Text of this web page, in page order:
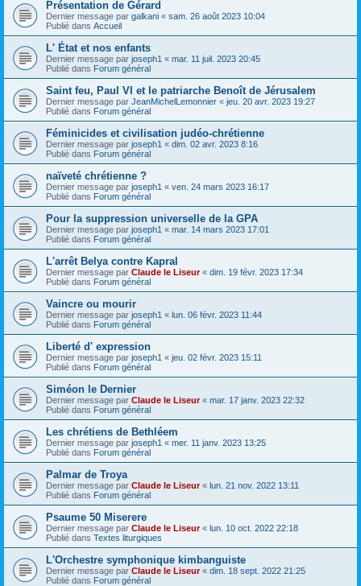
Présentation de Gérard
Dernier message par galkani « sam. 26 août 2023 10:04
Publié dans Accueil
L' État et nos enfants
Dernier message par joseph1 « mar. 11 juil. 2023 20:45
Publié dans Forum général
Saint feu, Paul VI et le patriarche Benoît de Jérusalem
Dernier message par JeanMichelLemonnier « jeu. 20 avr. 2023 19:27
Publié dans Forum général
Féminicides et civilisation judéo-chrétienne
Dernier message par joseph1 « dim. 02 avr. 2023 8:16
Publié dans Forum général
naïveté chrétienne ?
Dernier message par joseph1 « ven. 24 mars 2023 16:17
Publié dans Forum général
Pour la suppression universelle de la GPA
Dernier message par joseph1 « mar. 14 mars 2023 17:01
Publié dans Forum général
L'arrêt Belya contre Kapral
Dernier message par Claude le Liseur« dim. 19 févr. 2023 17:34
Publié dans Forum général
Vaincre ou mourir
Dernier message par joseph1 « lun. 06 févr. 2023 11:44
Publié dans Forum général
Liberté d' expression
Dernier message par joseph1 « jeu. 02 févr. 2023 15:11
Publié dans Forum général
Siméon le Dernier
Dernier message par Claude le Liseur« mar. 17 janv. 2023 22:32
Publié dans Forum général
Les chrétiens de Bethléem
Dernier message par joseph1 « mer. 11 janv. 2023 13:25
Publié dans Forum général
Palmar de Troya
Dernier message par Claude le Liseur« lun. 21 nov. 2022 13:11
Publié dans Forum général
Psaume 50 Miserere
Dernier message par Claude le Liseur« lun. 10 oct. 2022 22:18
Publié dans Textes liturgiques
L'Orchestre symphonique kimbanguiste
Dernier message par Claude le Liseur« dim. 18 sept. 2022 21:25
Publié dans Forum général